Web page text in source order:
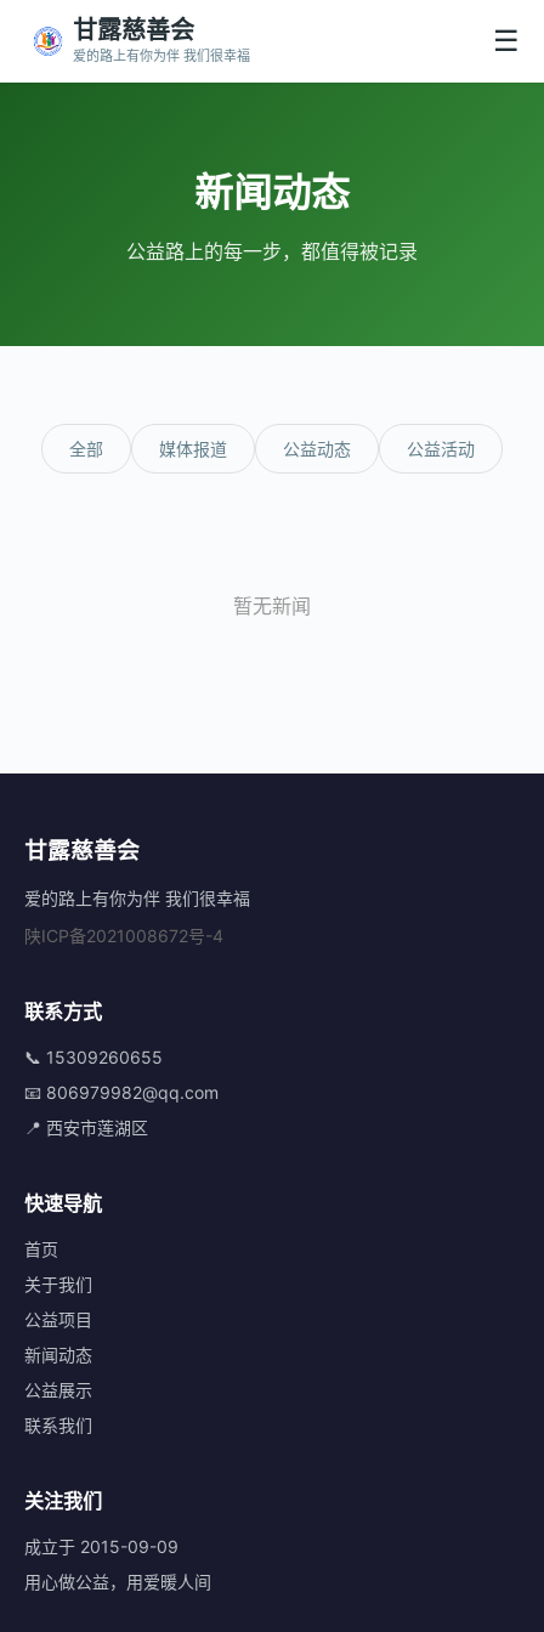
甘露慈善会
爱的路上有你为伴 我们很幸福 ☰
新闻动态
公益路上的每一步，都值得被记录
全部 媒体报道 公益动态 公益活动
暂无新闻
甘露慈善会
爱的路上有你为伴 我们很幸福
陕ICP备2021008672号-4
联系方式
📞 15309260655
📧 806979982@qq.com
📍 西安市莲湖区
快速导航
首页
关于我们
公益项目
新闻动态
公益展示
联系我们
关注我们
成立于 2015-09-09
用心做公益，用爱暖人间